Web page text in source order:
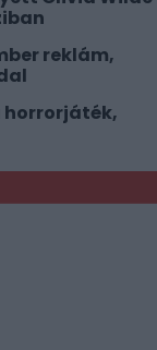
reklám,
horrorjáték,